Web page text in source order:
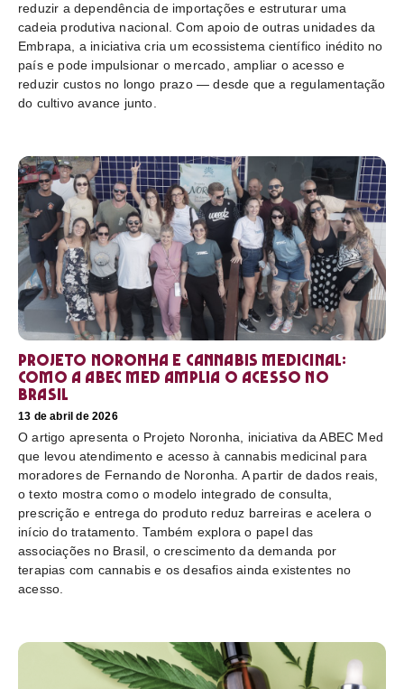
reduzir a dependência de importações e estruturar uma
cadeia produtiva nacional. Com apoio de outras unidades da
Embrapa, a iniciativa cria um ecossistema científico inédito no
país e pode impulsionar o mercado, ampliar o acesso e
reduzir custos no longo prazo — desde que a regulamentação
do cultivo avance junto.
Projeto Noronha e cannabis medicinal:
como a ABEC Med amplia o acesso no
Brasil
13 de abril de 2026
O artigo apresenta o Projeto Noronha, iniciativa da ABEC Med
que levou atendimento e acesso à cannabis medicinal para
moradores de Fernando de Noronha. A partir de dados reais,
o texto mostra como o modelo integrado de consulta,
prescrição e entrega do produto reduz barreiras e acelera o
início do tratamento. Também explora o papel das
associações no Brasil, o crescimento da demanda por
terapias com cannabis e os desafios ainda existentes no
acesso.